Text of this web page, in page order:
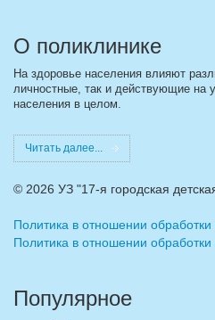
О поликлинике
На здоровье населения влияют
личностные, так и действующие на
населения в целом.
Читать далее...
© 2026 УЗ "17-я городская
Политика в отношении
Политика в отношении обработки
Популярное